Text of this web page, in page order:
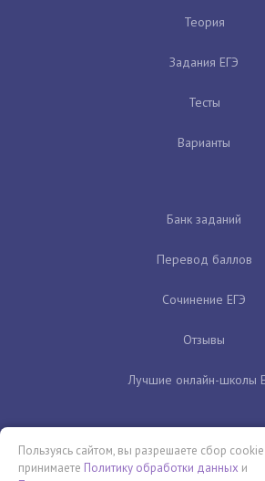
Теория
Задания ЕГЭ
Тесты
Варианты
Банк заданий
Перевод баллов
Сочинение ЕГЭ
Отзывы
Лучшие онлайн-школы
Пользуясь сайтом, вы разрешаете сбор
принимаете Политику обработки данных и